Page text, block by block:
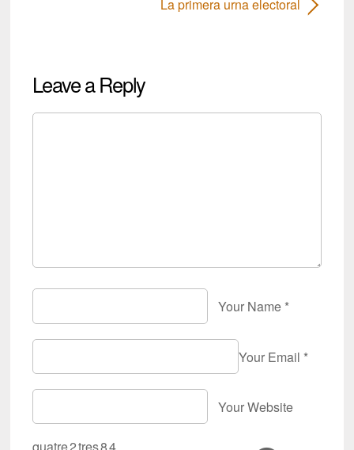
La primera urna electoral
Leave a Reply
Your Name *
Your Email *
Your Website